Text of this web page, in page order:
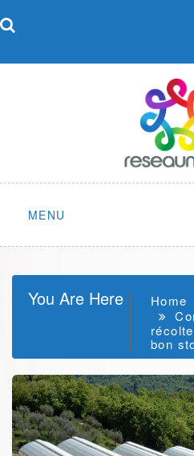
to
MENU
You Are Here Home
bon